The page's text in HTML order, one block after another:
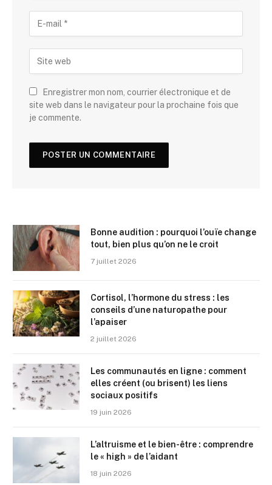
Enregistrer mon nom, courrier électronique et de
site web dans le navigateur pour la prochaine fois que
je commente.
Bonne audition : pourquoi l’ouïe change
tout, bien plus qu’on ne le croit
7 juillet 2026
Cortisol, l’hormone du stress : les
conseils d’une naturopathe pour
l’apaiser
2 juillet 2026
Les communautés en ligne : comment
elles créent (ou brisent) les liens
sociaux positifs
19 juin 2026
L’altruisme et le bien-être : comprendre
le « high » de l’aidant
18 juin 2026